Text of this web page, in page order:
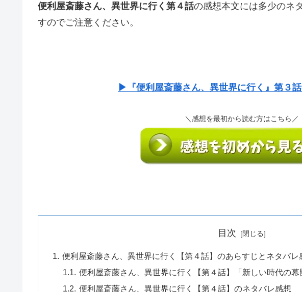
便利屋斎藤さん、異世界に行く第４話の感想本文には多少のネ
すのでご注意ください。
▶『便利屋斎藤さん、異世界に行く』第３
＼感想を最初から読む方はこちら／
目次
便利屋斎藤さん、異世界に行く【第４話】のあらすじとネタバレ
便利屋斎藤さん、異世界に行く【第４話】「新しい時代の幕
便利屋斎藤さん、異世界に行く【第４話】のネタバレ感想